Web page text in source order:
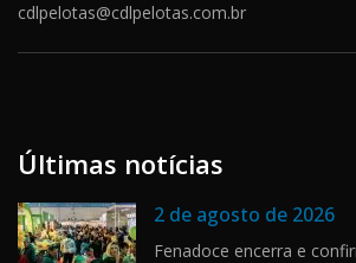
cdlpelotas@cdlpelotas.com.br
Últimas notícias
2 de agosto de 2026
Fenadoce encerra e